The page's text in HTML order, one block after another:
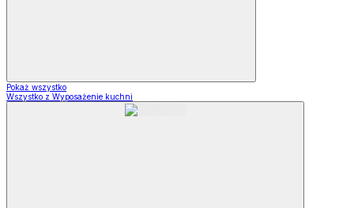
Pokaż wszystko
Wszystko z Wyposażenie kuchni